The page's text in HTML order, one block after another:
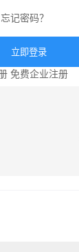
忘记密码？
立即登录
免费企业注册